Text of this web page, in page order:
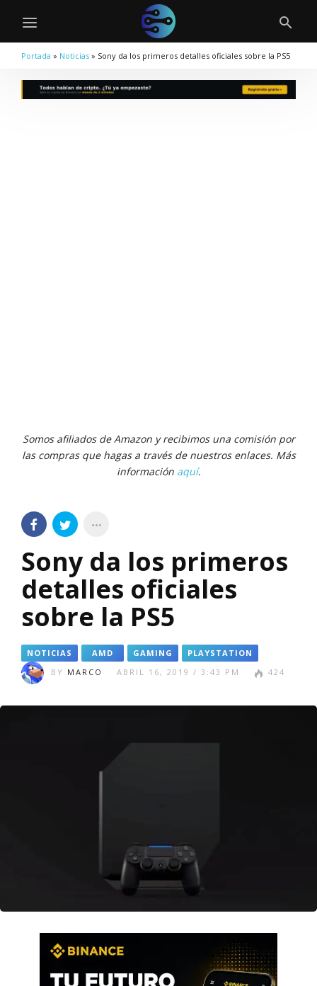
Portada » Noticias » Sony da los primeros detalles oficiales sobre la PS5
Somos afiliados de Amazon y recibimos una comisión por
las compras que hagas a través de nuestros enlaces. Más
información aquí.
Sony da los primeros
detalles oficiales
sobre la PS5
NOTICIAS AMD GAMING
PLAYSTATION
BY MARCO ABRIL 16, 2019 / 3:43 PM 424